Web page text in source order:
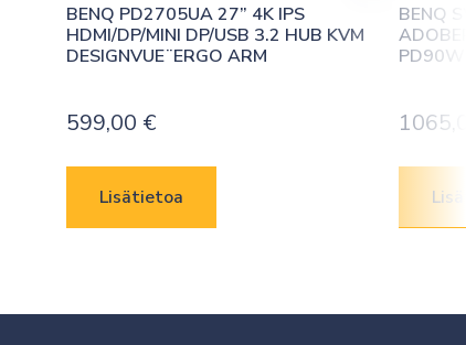
BENQ PD2705UA 27” 4K IPS
HDMI/DP/MINI DP/USB 3.2 HUB KVM
DESIGNVUE¨ERGO ARM
599,00 €
Lisätietoa
BENQ